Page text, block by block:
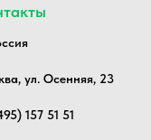
157 51 51
ул. Осенняя, 23